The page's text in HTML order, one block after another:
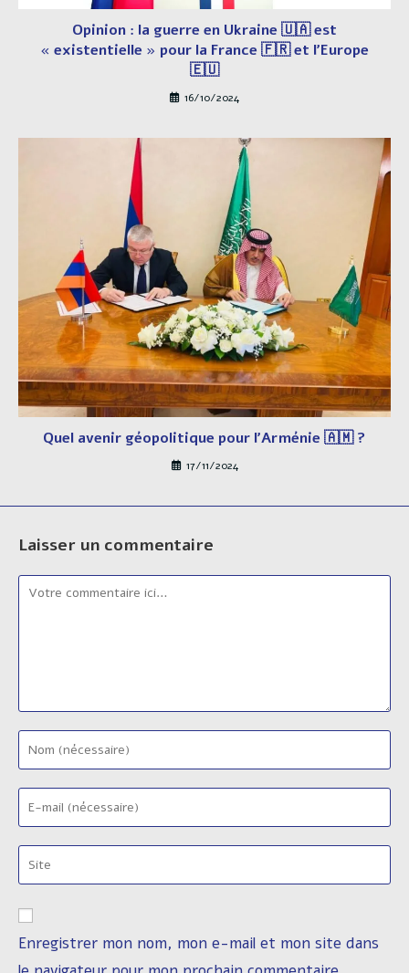
Opinion : la guerre en Ukraine 🇺🇦 est
« existentielle » pour la France 🇫🇷 et l’Europe
🇪🇺
16/10/2024
Quel avenir géopolitique pour l’Arménie 🇦🇲 ?
17/11/2024
Laisser un commentaire
Comment
your
name
or
username
comment
your
email
address
to
comment
l’URL
votre
site
Enregistrer mon nom, mon e-mail et mon site dans